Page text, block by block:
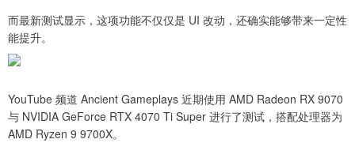
而最新测试显示，这项功能不仅仅是 UI 改动，还确实能够带来一定性
能提升。
YouTube 频道 Ancient Gameplays 近期使用 AMD Radeon RX 9070
与 NVIDIA GeForce RTX 4070 Ti Super 进行了测试，搭配处理器为
AMD Ryzen 9 9700X。